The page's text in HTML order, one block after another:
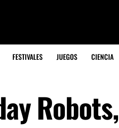
FESTIVALES JUEGOS CIENCIA
Robots,